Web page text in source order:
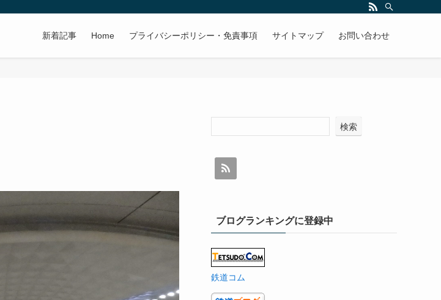
新着記事 Home プライバシーポリシー・免責事項 サイトマップ お問い合わせ
検索
ブログランキングに登録中
鉄道コム